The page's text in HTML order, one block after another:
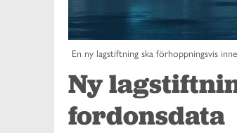
En ny lagstiftning ska förhoppningsvis
Ny
fordonsdata